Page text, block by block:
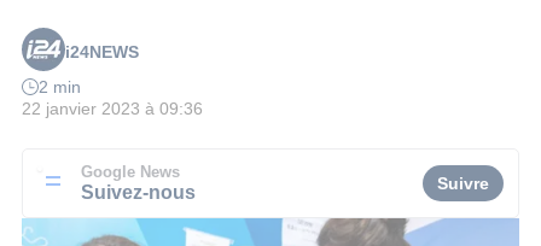
i24NEWS
2 min
22 janvier 2023 à 09:36
Google News
Suivez-nous Suivre